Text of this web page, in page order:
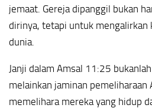
jemaat. Gereja dipanggil bukan
dirinya, tetapi untuk mengalirkan
dunia.
Janji dalam Amsal 11:25
melainkan jaminan pemeliharaan
memelihara mereka yang hidup